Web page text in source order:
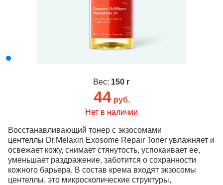
Вес: 150 г
44 руб.
Нет в наличии
Восстанавливающий тонер с экзосомами
центеллы Dr.Melaxin Exosome Repair Toner увлажняет и
освежает кожу, снимает стянутость, успокаивает ее,
уменьшает раздражение, заботится о сохранности
кожного барьера. В состав крема входят экзосомы
центеллы, это микроскопические структуры,